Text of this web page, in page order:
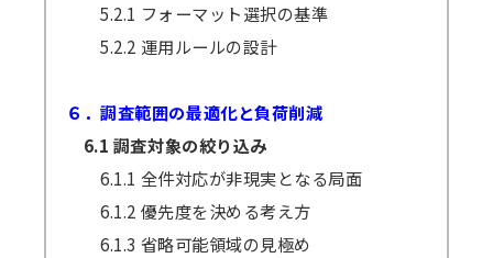
5.2.1 フォーマット選択の基準
5.2.2 運用ルールの設計
６．調査範囲の最適化と負荷削減
6.1 調査対象の絞り込み
6.1.1 全件対応が非現実となる局面
6.1.2 優先度を決める考え方
6.1.3 省略可能領域の見極め